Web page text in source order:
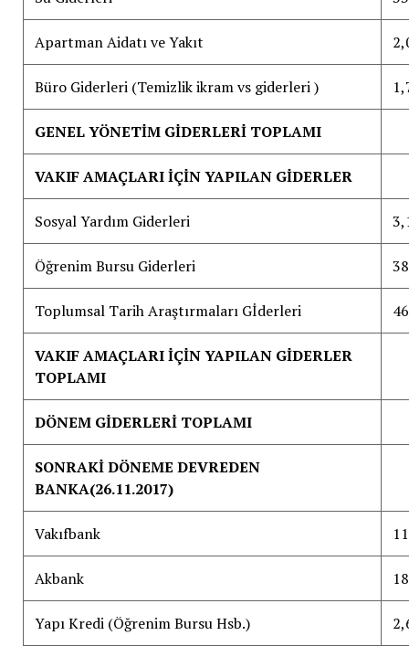
Apartman Aidatı ve Yakıt
Büro Giderleri (Temizlik ikram vs giderleri )
GENEL YÖNETİM GİDERLERİ TOPLAMI
VAKIF AMAÇLARI İÇİN YAPILAN GİDERLER
Sosyal Yardım Giderleri
Öğrenim Bursu Giderleri
Toplumsal Tarih Araştırmaları Gİderleri
VAKIF AMAÇLARI İÇİN YAPILAN GİDERLER
TOPLAMI
DÖNEM GİDERLERİ TOPLAMI
SONRAKİ DÖNEME DEVREDEN
BANKA(26.11.2017)
Vakıfbank
Akbank
Yapı Kredi (Öğrenim Bursu Hsb.)